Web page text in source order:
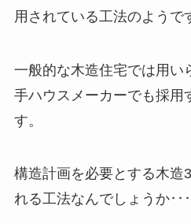
用されている工法のようで
一般的な木造住宅では用い
手ハウスメーカーでも採用
す。
構造計画を必要とする木造
れる工法なんでしょうか･･･